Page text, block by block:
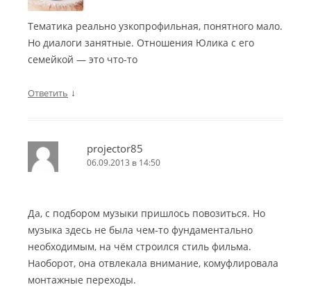
Тематика реально узкопрофильная, понятного мало.
Но диалоги занятные. Отношения Юлика с его
семейкой — это что-то
Ответить ↓
projector85
06.09.2013 в 14:50
Да, с подбором музыки пришлось повозиться. Но
музыка здесь не была чем-то фундаментально
необходимым, на чём строился стиль фильма.
Наоборот, она отвлекала внимание, комуфлировала
монтажные переходы.